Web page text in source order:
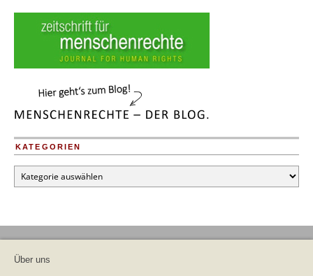
KATEGORIEN
Kategorien
Über uns